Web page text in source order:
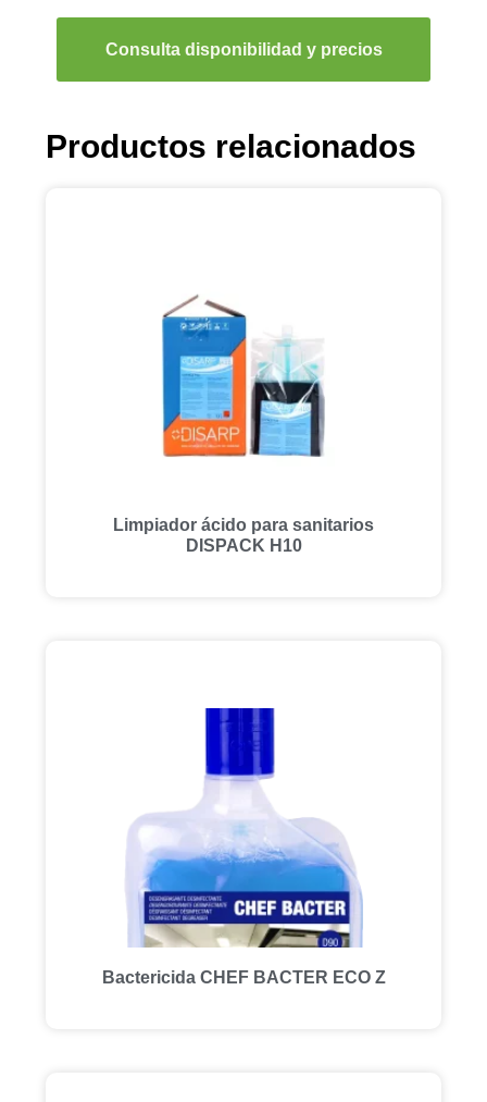
Consulta disponibilidad y precios
Productos relacionados
Limpiador ácido para sanitarios
DISPACK H10
Bactericida CHEF BACTER ECO Z